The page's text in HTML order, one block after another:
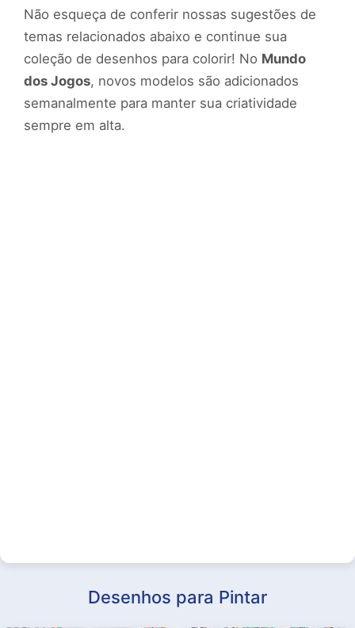
Não esqueça de conferir nossas sugestões de
temas relacionados abaixo e continue sua
coleção de desenhos para colorir! No Mundo
dos Jogos, novos modelos são adicionados
semanalmente para manter sua criatividade
sempre em alta.
Desenhos para Pintar